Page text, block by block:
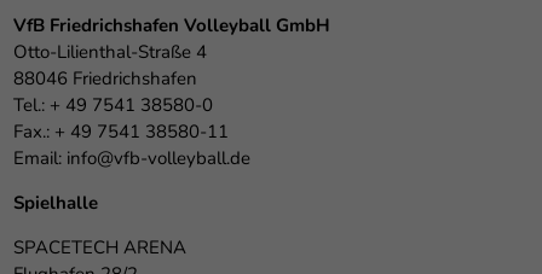
VfB Friedrichshafen Volleyball GmbH
Otto-Lilienthal-Straße 4
88046 Friedrichshafen
Tel.: + 49 7541 38580-0
Fax.: + 49 7541 38580-11
Email: info@vfb-volleyball.de
Spielhalle
SPACETECH ARENA